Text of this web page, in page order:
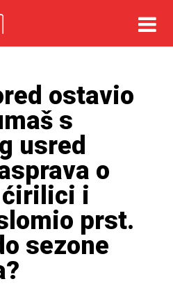
ostavio
s
usred
o
ćirilici i
prst.
sezone